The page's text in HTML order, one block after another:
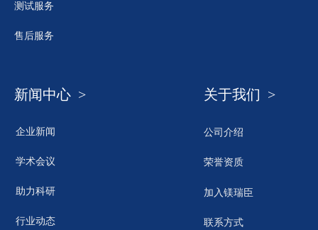
测试服务
售后服务
新闻中心 >
企业新闻
学术会议
助力科研
行业动态
关于我们 >
公司介绍
荣誉资质
加入镁瑞臣
联系方式